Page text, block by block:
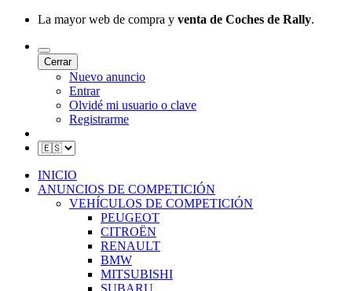
La mayor web de compra y venta de Coches de Rally.
Cerrar
Nuevo anuncio
Entrar
Olvidé mi usuario o clave
Registrarme
INICIO
ANUNCIOS DE COMPETICIÓN
VEHÍCULOS DE COMPETICIÓN
PEUGEOT
CITROËN
RENAULT
BMW
MITSUBISHI
SUBARU